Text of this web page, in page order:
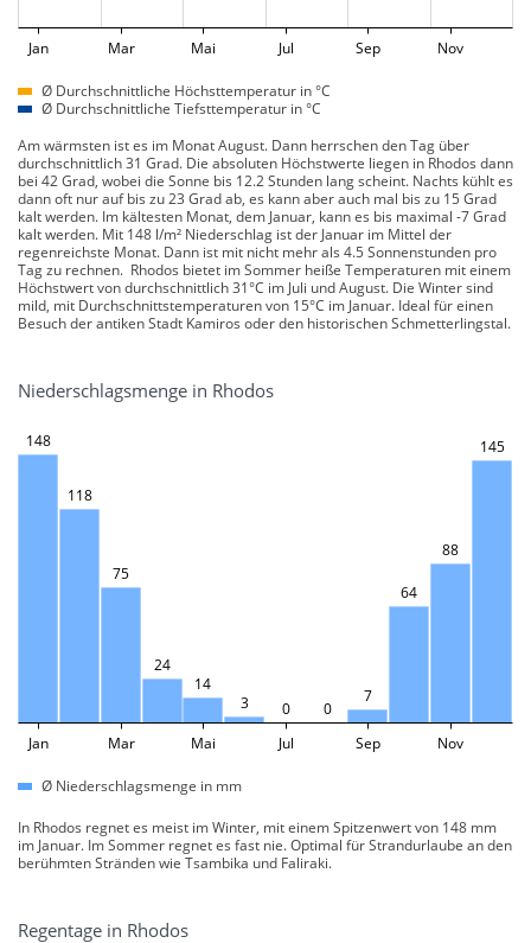
Jan Mar Mai Jul Sep Nov
Ø Durchschnittliche Höchsttemperatur in °C
Ø Durchschnittliche Tiefsttemperatur in °C
Am wärmsten ist es im Monat August. Dann herrschen den Tag über
durchschnittlich 31 Grad. Die absoluten Höchstwerte liegen in Rhodos dann
bei 42 Grad, wobei die Sonne bis 12.2 Stunden lang scheint. Nachts kühlt es
dann oft nur auf bis zu 23 Grad ab, es kann aber auch mal bis zu 15 Grad
kalt werden. Im kältesten Monat, dem Januar, kann es bis maximal -7 Grad
kalt werden. Mit 148 l/m² Niederschlag ist der Januar im Mittel der
regenreichste Monat. Dann ist mit nicht mehr als 4.5 Sonnenstunden pro
Tag zu rechnen. Rhodos bietet im Sommer heiße Temperaturen mit einem
Höchstwert von durchschnittlich 31°C im Juli und August. Die Winter sind
mild, mit Durchschnittstemperaturen von 15°C im Januar. Ideal für einen
Besuch der antiken Stadt Kamiros oder den historischen Schmetterlingstal.
Niederschlagsmenge in Rhodos
148
118
75
24
14
3
0 0
7
64
88
145
Jan Mar Mai Jul Sep Nov
Ø Niederschlagsmenge in mm
In Rhodos regnet es meist im Winter, mit einem Spitzenwert von 148 mm
im Januar. Im Sommer regnet es fast nie. Optimal für Strandurlaube an den
berühmten Stränden wie Tsambika und Faliraki.
Regentage in Rhodos